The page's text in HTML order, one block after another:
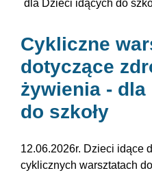
dla Dzieci idących do
Cykliczne
dotyczące
żywienia -
do szkoły
12.06.2026r. Dzieci idące
cyklicznych warsztatach